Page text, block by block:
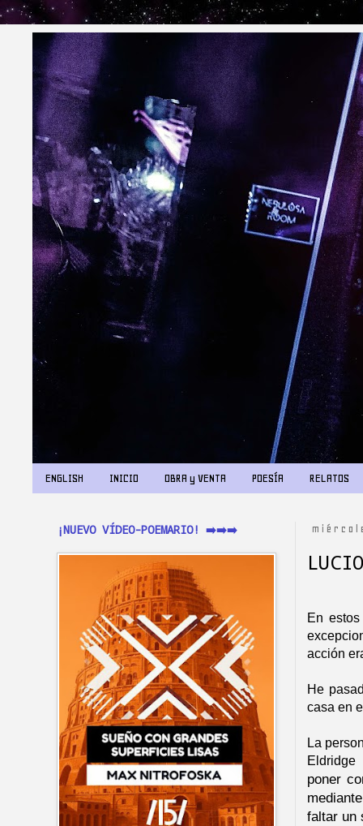
ENGLISH INICIO OBRA y VENTA POESÍA RELATOS
En
acción
He
casa en
La
poner
faltar un
¡NUEVO VÍDEO-POEMARIO! ➡️➡️➡️